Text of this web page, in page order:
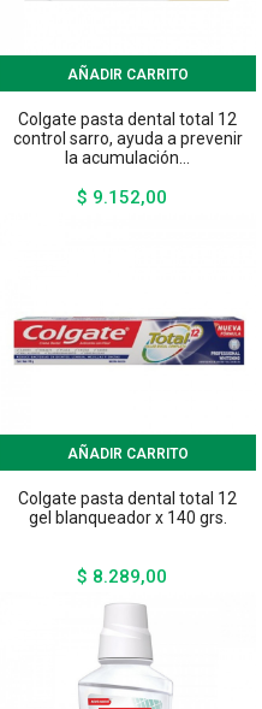
AÑADIR CARRITO
Colgate pasta dental total 12
control sarro, ayuda a prevenir
la acumulación...
$ 9.152,00
AÑADIR CARRITO
Colgate pasta dental total 12
gel blanqueador x 140 grs.
$ 8.289,00